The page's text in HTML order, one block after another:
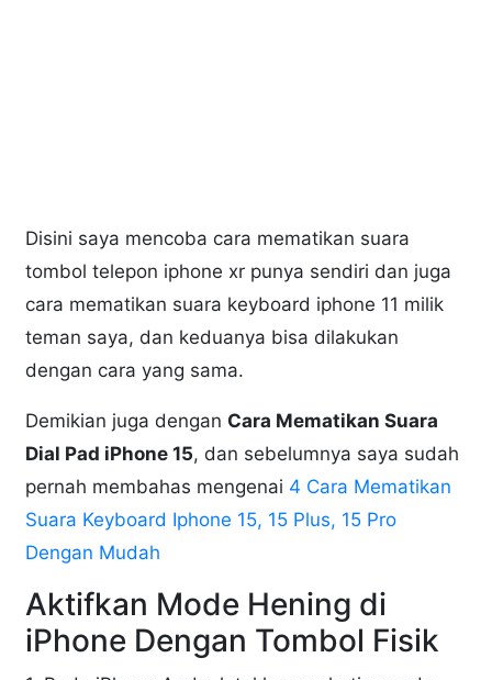
Disini saya mencoba cara mematikan suara
tombol telepon iphone xr punya sendiri dan juga
cara mematikan suara keyboard iphone 11 milik
teman saya, dan keduanya bisa dilakukan
dengan cara yang sama.
Demikian juga dengan Cara Mematikan Suara
Dial Pad iPhone 15, dan sebelumnya saya sudah
pernah membahas mengenai 4 Cara Mematikan
Suara Keyboard Iphone 15, 15 Plus, 15 Pro
Dengan Mudah
Aktifkan Mode Hening di
iPhone Dengan Tombol Fisik